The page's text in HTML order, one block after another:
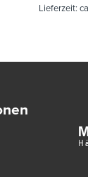
Lieferzeit: